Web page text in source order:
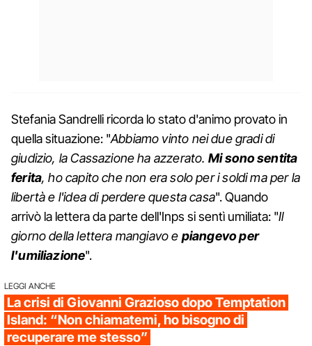
Stefania Sandrelli ricorda lo stato d'animo provato in
quella situazione: "Abbiamo vinto nei due gradi di
giudizio, la Cassazione ha azzerato. Mi sono sentita
ferita, ho capito che non era solo per i soldi ma per la
libertà e l'idea di perdere questa casa". Quando
arrivò la lettera da parte dell'Inps si sentì umiliata: "Il
giorno della lettera mangiavo e piangevo per
l'umiliazione".
LEGGI ANCHE
La crisi di Giovanni Grazioso dopo Temptation
Island: “Non chiamatemi, ho bisogno di
recuperare me stesso”